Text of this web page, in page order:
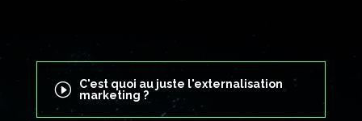
I
C'est quoi au juste l'externalisation
marketing ?